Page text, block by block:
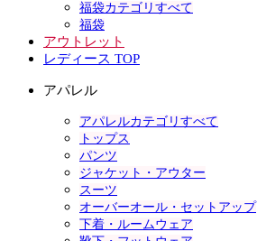
福袋カテゴリすべて
福袋
アウトレット
レディース TOP
アパレル
アパレルカテゴリすべて
トップス
パンツ
ジャケット・アウター
スーツ
オーバーオール・セットアップ
下着・ルームウェア